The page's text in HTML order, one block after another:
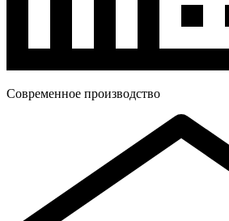
Современное производство